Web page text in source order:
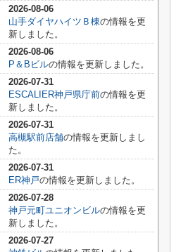
2026-08-06
山手ダイヤハイツＢ棟の情報を更
新しました。
2026-08-06
P＆Bビルの情報を更新しました。
2026-07-31
ESCALIER神戸県庁前の情報を更
新しました。
2026-07-31
高槻駅前店舗の情報を更新しまし
た。
2026-07-31
ER神戸の情報を更新しました。
2026-07-28
神戸元町ユニオンビルの情報を更
新しました。
2026-07-27